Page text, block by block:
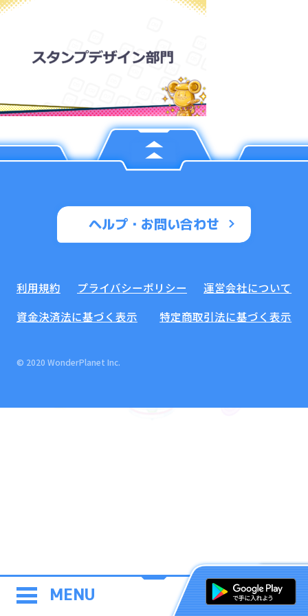
MENU
ヘルプ・お問い合わせ
利用規約 プライバシーポリシー
運営会社について
資金決済法に基づく表示
特定商取引法に基づく表示
© 2020 WonderPlanet Inc.